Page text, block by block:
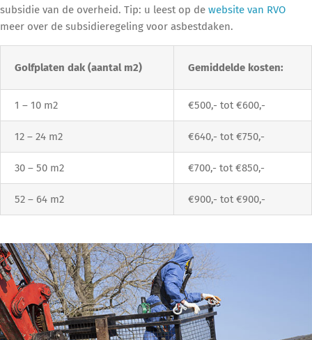
subsidie van de overheid. Tip: u leest op de website van RVO
meer over de subsidieregeling voor asbestdaken.
Golfplaten dak (aantal m2) Gemiddelde kosten:
1 – 10 m2 €500,- tot €600,-
12 – 24 m2 €640,- tot €750,-
30 – 50 m2 €700,- tot €850,-
52 – 64 m2 €900,- tot €900,-